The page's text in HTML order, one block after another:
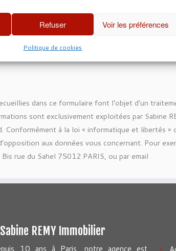
Refuser Voir les préférences
Politique de cookies
dans ce formulaire font l’objet d’un
sont exclusivement exploitées par Sabine
Conformément à la loi « informatique et libertés
aux données vous concernant. Pour
rue du Sahel 75012 PARIS, ou par email
Sabine REMY Immobilier
10 ans à Paris, notre agence est